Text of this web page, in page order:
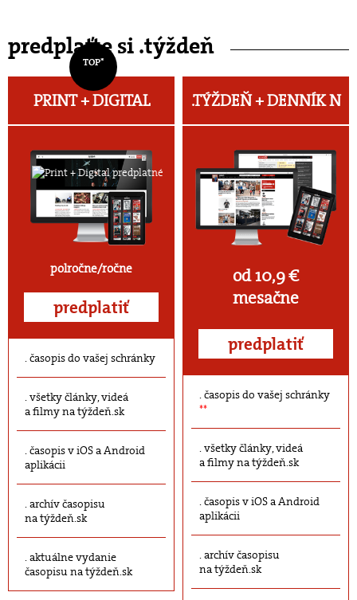
predplaťte si .týždeň
TOP*
PRINT + DIGITAL
polročne/ročne
predplatiť
časopis do vašej schránky
všetky články, videá
a filmy na týždeň.sk
časopis v iOS a Android
aplikácii
archív časopisu
na týždeň.sk
aktuálne vydanie
časopisu na týždeň.sk
.TÝŽDEŇ +DENNÍK N
od 10,9 €
mesačne
predplatiť
časopis do vašej schránky
**
všetky články, videá
a filmy na týždeň.sk
časopis v iOS a Android
aplikácii
archív časopisu
na týždeň.sk